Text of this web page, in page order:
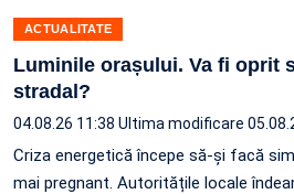
ACTUALITATE
Luminile orașului. Va fi oprit
stradal?
04.08.26 11:38 Ultima modificare
Criza energetică începe să-și facă
mai pregnant. Autoritățile locale